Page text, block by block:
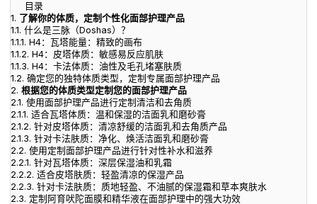
目录
1. 了解你的体质，定制个性化面部护理产品
1.1.什么是三脉（Doshas）？
1.1.1.H4：瓦塔能量：精致的画布
1.1.2.H4：皮塔体质：敏感易反应肌肤
1.1.3.H4：卡法体质：油性及毛孔堵塞肤质
1.2.确定您的独特体质类型，定制专属面部护理产品
2.根据您的体质类型定制您的面部护理产品
2.1.使用面部护理产品进行定制清洁和去角质
2.1.1.适合瓦塔体质：温和保湿的洁面乳和磨砂膏
2.1.2.针对皮塔体质：清凉舒缓的洁面乳和去角质产品
2.1.3.针对卡法肤质：净化、焕活洁面乳和磨砂膏
2.2.使用定制面部护理产品进行针对性补水和滋养
2.2.1.针对瓦塔体质：深层保湿油和乳霜
2.2.2.适合皮塔肤质：轻盈清凉的保湿产品
2.2.3.针对卡法肤质：质地轻盈、不油腻的保湿霜和草本爽肤水
2.3. 定制阿育吠陀面膜和精华液在面部护理中的强大功效